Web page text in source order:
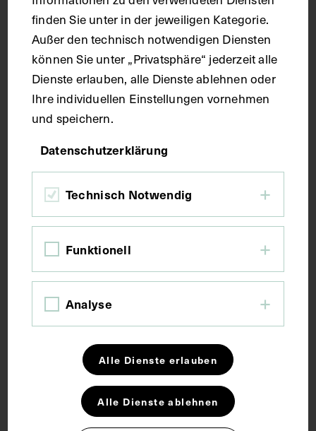
Maße
Seitenblatt 39,3 x 27,6 cm
Kurzbeschreibung
Der Text ist die ergänzende Beschreibung in
des Unterarms, Ellenbogens und Handgelenks.
Schlagwörter
Anatomie Ellbogengelenk
Lehrmittel
Skelett
Speiche <Anatomie> Unterarm
CC BY-NC-SA 4.0
finden Sie unter in der jeweiligen Kategorie.
Außer den technisch notwendigen Diensten
können Sie unter „Privatsphäre“ jederzeit alle
Dienste erlauben, alle Dienste ablehnen oder
Ihre individuellen Einstellungen vornehmen
und speichern.
Datenschutzerklärung
Technisch Notwendig
Funktionell
Analyse
Alle Dienste erlauben
Alle Dienste ablehnen